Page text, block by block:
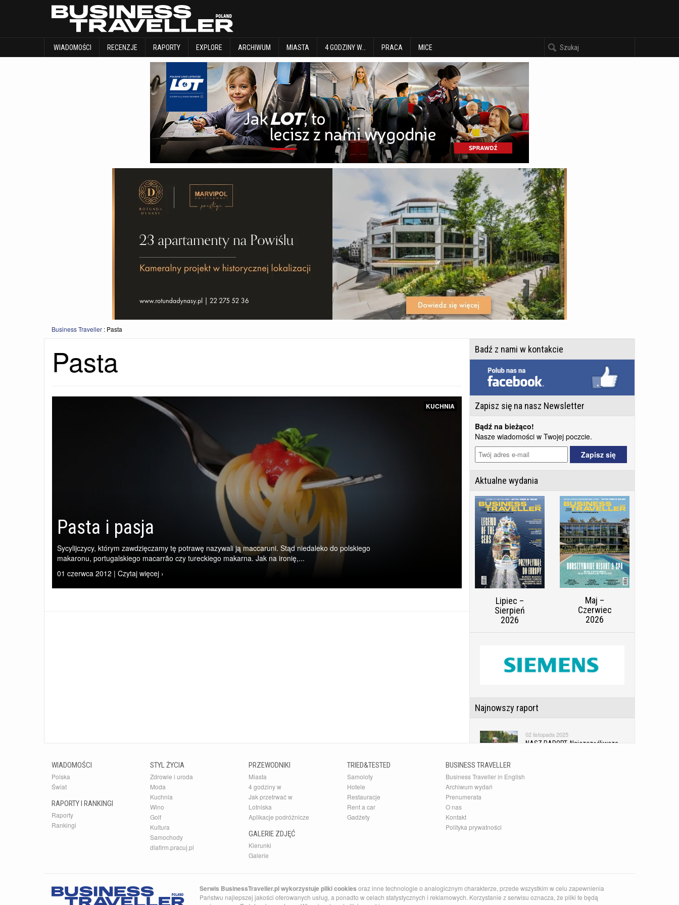
WIADOMOŚCI RECENZJE RAPORTY EXPLORE ARCHIWUM MIASTA 4 GODZINY W… PRACA MICE
WIADOMOŚCI RECENZJE
Business Traveller : Pasta
Pasta
KUCHNIA
Pasta i pasja
Sycylijczycy, którym zawdzięczamy tę potrawę nazywali ją maccaruni. Stąd niedaleko do polskiego
makaronu, portugalskiego macarrão czy tureckiego makarna. Jak na ironię,...
01 czerwca 2012 | Czytaj więcej ›
Badź z nami w kontakcie
Zapisz się na nasz Newsletter
Bądź na bieżąco!
Nasze wiadomości w Twojej poczcie.
Aktualne wydania
Lipiec –
Sierpień
2026
Maj –
Czerwiec
2026
Najnowszy raport
02 listopada 2025
NASZ RAPORT. Najszczęśliwsze
Najnowsza Galeria
Zaskakujące słowackie Pieniny
WIADOMOŚCI
Polska
Świat
RAPORTY I RANKINGI
Raporty
Rankingi
STYL ŻYCIA
Zdrowie i uroda
Moda
Kuchnia
Wino
Golf
Kultura
Samochody
dlafirm.pracuj.pl
PRZEWODNIKI
Miasta
4 godziny w
Jak przetrwać w
Lotniska
Aplikacje podróżnicze
GALERIE ZDJĘĆ
Kierunki
Galerie
TRIED&TESTED
Samoloty
Hotele
Restauracje
Rent a car
Gadżety
BUSINESS TRAVELLER
Business Traveller in English
Archiwum wydań
Prenumerata
O nas
Kontakt
Polityka prywatności
Serwis BusinessTraveller.pl wykorzystuje pliki cookies oraz inne technologie o analogicznym charakterze, przede wszystkim w celu zapewnienia
Państwu najlepszej jakości oferowanych usług, a ponadto w celach statystycznych i reklamowych. Korzystanie z serwisu oznacza, że pliki te będą